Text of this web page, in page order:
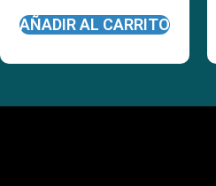
AÑADIR AL CARRITO